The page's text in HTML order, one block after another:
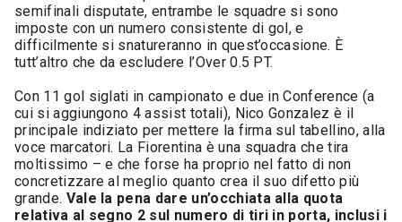
semifinali disputate, entrambe le squadre si sono
imposte con un numero consistente di gol, e
difficilmente si snatureranno in quest’occasione. È
tutt’altro che da escludere l’Over 0.5 PT.
Con 11 gol siglati in campionato e due in Conference (a
cui si aggiungono 4 assist totali), Nico Gonzalez è il
principale indiziato per mettere la firma sul tabellino, alla
voce marcatori. La Fiorentina è una squadra che tira
moltissimo – e che forse ha proprio nel fatto di non
concretizzare al meglio quanto crea il suo difetto più
grande. Vale la pena dare un’occhiata alla quota
relativa al segno 2 sul numero di tiri in porta, inclusi i